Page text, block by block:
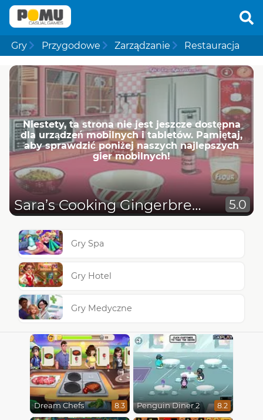
Gry Przygodowe Zarządzanie Restauracja
Niestety, ta strona nie jest jeszcze dostępna
dla urządzeń mobilnych i tabletów. Pamiętaj,
aby sprawdzić poniżej naszych najlepszych
gier mobilnych!
Sara’s Cooking Gingerbread House 5.0
Gry Spa
Gry Hotel
Gry Medyczne
Dream Chefs 8.3 Penguin Diner 2 8.2